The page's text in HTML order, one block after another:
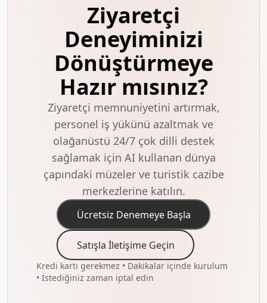
Ziyaretçi
Deneyiminizi
Dönüştürmeye
Hazır mısınız?
Ziyaretçi memnuniyetini artırmak,
personel iş yükünü azaltmak ve
olağanüstü 24/7 çok dilli destek
sağlamak için AI kullanan dünya
çapındaki müzeler ve turistik cazibe
merkezlerine katılın.
Ücretsiz Denemeye Başla
Satışla İletişime Geçin
Kredi kartı gerekmez • Dakikalar içinde kurulum
• İstediğiniz zaman iptal edin